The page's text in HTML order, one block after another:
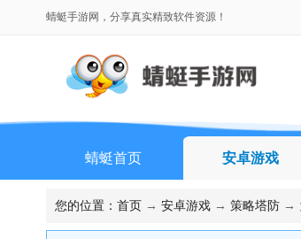
蜻蜓手游网，分享真实精致软件资源！
蜻蜓首页 安卓游戏
您的位置： 首页 → 安卓游戏 → 策略塔防 →